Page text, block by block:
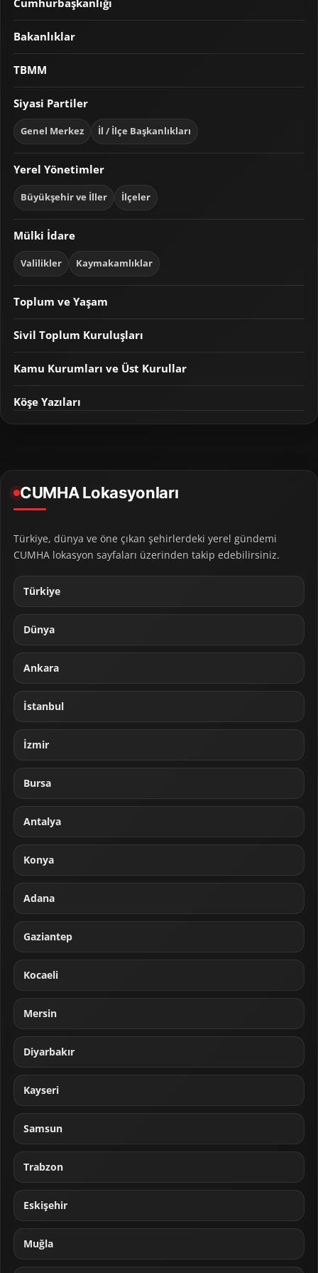
Cumhurbaşkanlığı
Bakanlıklar
TBMM
Siyasi Partiler
Genel Merkez İl / İlçe Başkanlıkları
Yerel Yönetimler
Büyükşehir ve İller İlçeler
Mülki İdare
Valilikler Kaymakamlıklar
Toplum ve Yaşam
Sivil Toplum Kuruluşları
Kamu Kurumları ve Üst Kurullar
Köşe Yazıları
CUMHA Lokasyonları
Türkiye, dünya ve öne çıkan şehirlerdeki yerel gündemi
CUMHA lokasyon sayfaları üzerinden takip edebilirsiniz.
Türkiye
Dünya
Ankara
İstanbul
İzmir
Bursa
Antalya
Konya
Adana
Gaziantep
Kocaeli
Mersin
Diyarbakır
Kayseri
Samsun
Trabzon
Eskişehir
Muğla